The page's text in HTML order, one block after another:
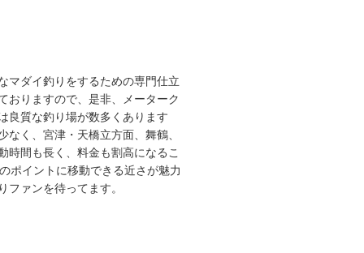
マダイ釣りをするための専門仕立
おりますので、是非、メーターク
良質な釣り場が数多くあります
く、宮津・天橋立方面、舞鶴、
時間も長く、料金も割高になるこ
ポイントに移動できる近さが魅力
ファンを待ってます。